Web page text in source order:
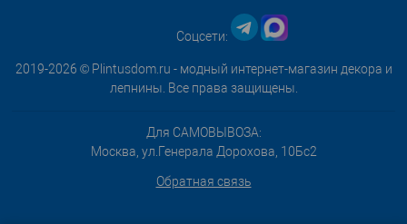
2019-2026 © Plintusdom.ru - модный интернет-магазин декора и
лепнины. Все права защищены.
Для САМОВЫВОЗА:
Москва, ул.Генерала Дорохова, 10Бс2
Обратная связь
Соцсети: